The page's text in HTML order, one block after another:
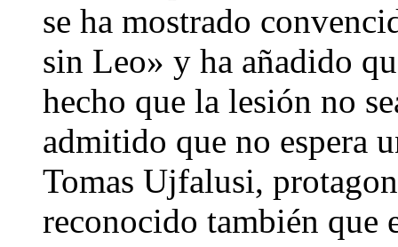
se ha mostrado
sin Leo» y ha añadido
hecho que la lesión no
admitido que no espera
Tomas Ujfalusi,
reconocido también que